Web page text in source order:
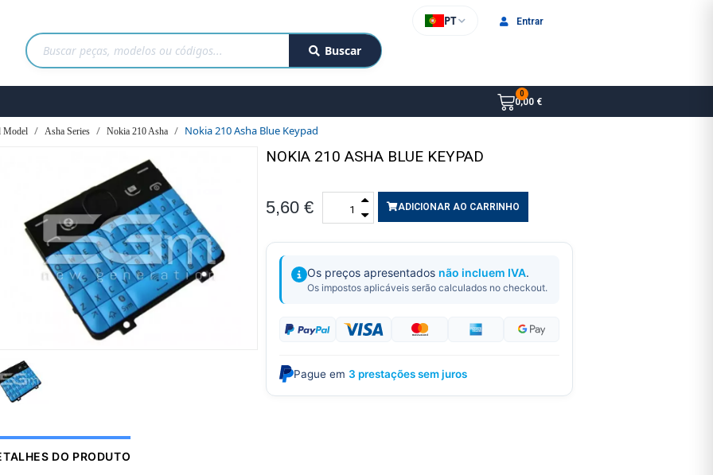
Buscar
PT Entrar
0,00 €
Model Asha Series Nokia 210 Asha Nokia 210 Asha Blue Keypad
NOKIA 210 ASHA BLUE KEYPAD
5,60 € ADICIONAR AO CARRINHO
Os preços apresentados não incluem IVA.
Os impostos aplicáveis serão calculados no checkout.
Pague em 3 prestações sem juros
DO PRODUTO